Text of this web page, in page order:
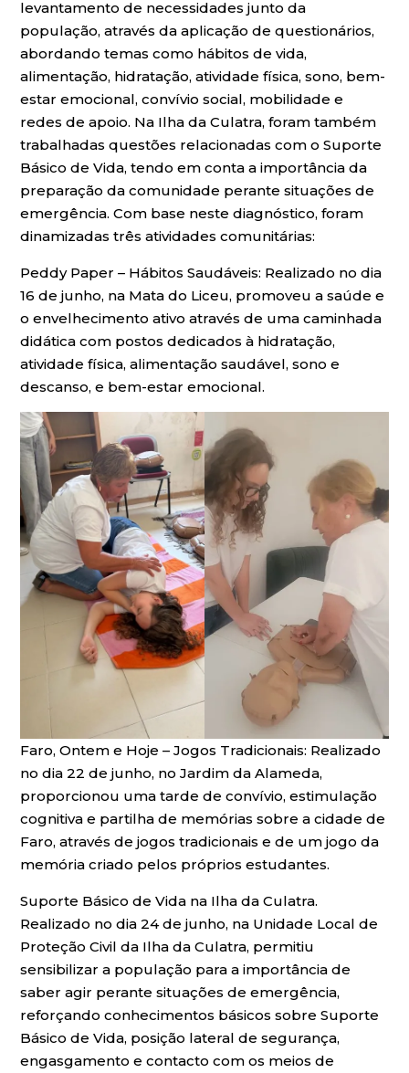
levantamento de necessidades junto da
população, através da aplicação de questionários,
abordando temas como hábitos de vida,
alimentação, hidratação, atividade física, sono, bem-
estar emocional, convívio social, mobilidade e
redes de apoio. Na Ilha da Culatra, foram também
trabalhadas questões relacionadas com o Suporte
Básico de Vida, tendo em conta a importância da
preparação da comunidade perante situações de
emergência. Com base neste diagnóstico, foram
dinamizadas três atividades comunitárias:
Peddy Paper – Hábitos Saudáveis: Realizado no dia
16 de junho, na Mata do Liceu, promoveu a saúde e
o envelhecimento ativo através de uma caminhada
didática com postos dedicados à hidratação,
atividade física, alimentação saudável, sono e
descanso, e bem-estar emocional.
Faro, Ontem e Hoje – Jogos Tradicionais: Realizado
no dia 22 de junho, no Jardim da Alameda,
proporcionou uma tarde de convívio, estimulação
cognitiva e partilha de memórias sobre a cidade de
Faro, através de jogos tradicionais e de um jogo da
memória criado pelos próprios estudantes.
Suporte Básico de Vida na Ilha da Culatra.
Realizado no dia 24 de junho, na Unidade Local de
Proteção Civil da Ilha da Culatra, permitiu
sensibilizar a população para a importância de
saber agir perante situações de emergência,
reforçando conhecimentos básicos sobre Suporte
Básico de Vida, posição lateral de segurança,
engasgamento e contacto com os meios de